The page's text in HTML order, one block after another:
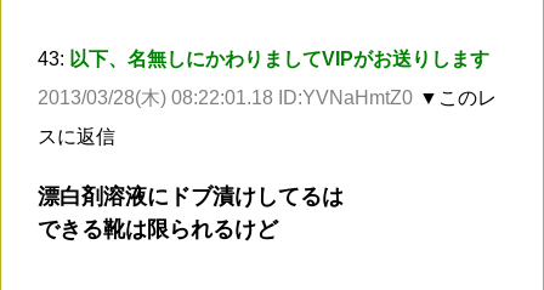
43: 以下、名無しにかわりましてVIPがお送りします
2013/03/28(木) 08:22:01.18 ID:YVNaHmtZ0 ▼このレ
スに返信
漂白剤溶液にドブ漬けしてるは
できる靴は限られるけど